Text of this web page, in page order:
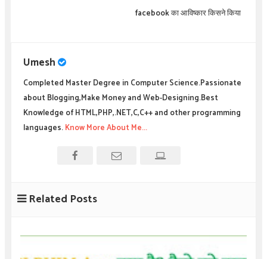
facebook का आविष्कार किसने किया
Umesh
Completed Master Degree in Computer Science.Passionate
about Blogging,Make Money and Web-Designing.Best
Knowledge of HTML,PHP,.NET,C,C++ and other programming
languages.Know More About Me...
Related Posts